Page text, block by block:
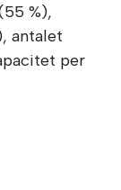
%),
antalet
per